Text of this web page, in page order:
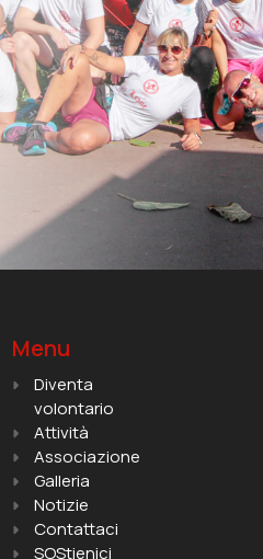
Menu
Diventa
volontario
Attività
Associazione
Galleria
Notizie
Contattaci
SOStienici